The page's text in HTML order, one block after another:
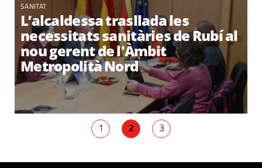
SANITAT
L’alcaldessa trasllada les
necessitats sanitàries de Rubí al
nou gerent de l'Àmbit
Metropolità Nord
1 2 3